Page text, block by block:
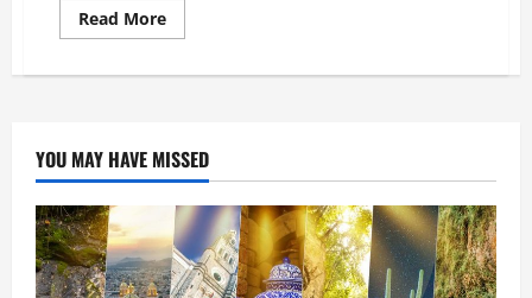
Read MoreRead
more
menores
en
cuatro
estados
por
sismo
YOU MAY HAVE MISSED